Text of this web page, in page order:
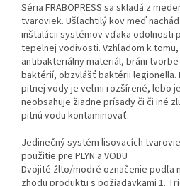
Séria FRABOPRESS sa skladá z
tvaroviek. Ušľachtilý kov meď
inštalácii systémov vďaka odolnosti
tepelnej vodivosti. Vzhľadom k
antibakteriálny materiál, bráni
baktérií, obzvlášť baktérii
pitnej vody je veľmi rozšírené, lebo
neobsahuje žiadne prísady či či iné
pitnú vodu kontaminovať.
Jedinečný systém lisovacích
použitie pre PLYN a VODU
Dvojité žlto/modré označenie podľa